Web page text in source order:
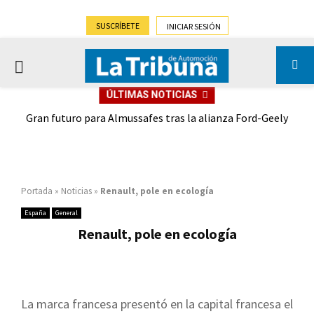
SUSCRÍBETE INICIAR SESIÓN
PRIMARY
ÚLTIMAS NOTICIAS
Gran futuro para Almussafes tras la alianza Ford-Geely
Portada » Noticias » Renault, pole en ecología
España General
Renault, pole en ecología
La marca francesa presentó en la capital francesa el